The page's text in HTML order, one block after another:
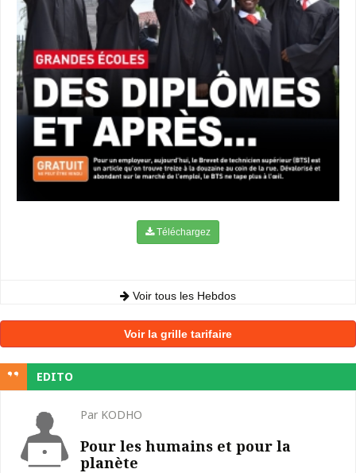
Téléchargez
Voir tous les Hebdos
Voir la grille tarifaire
EDITO
Par KODHO
Pour les humains et pour la
planète